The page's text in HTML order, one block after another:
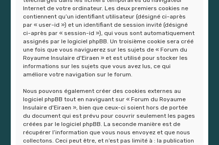
Internet de votre ordinateur. Les deux premiers cookies ne
contiennent qu’un identifiant utilisateur (désigné ci-après
par « user-id ») et un identifiant de session invité (désigné
ci-après par « session-id »), qui vous sont automatiquement
assignés par le logiciel phpBB. Un troisième cookie sera créé
une fois que vous naviguerez sur les sujets de « Forum du
Royaume Insulaire d'Eiraen » et est utilisé pour stocker les
informations sur les sujets que vous avez lus, ce qui
améliore votre navigation sur le forum.
Nous pouvons également créer des cookies externes au
logiciel phpBB tout en naviguant sur « Forum du Royaume
Insulaire d'Eiraen », bien que ceux-ci soient hors de portée
du document qui est prévu pour couvrir seulement les pages
créées par le logiciel phpBB. La seconde manière est de
récupérer l’information que vous nous envoyez et que nous
collectons. Ceci peut être, et n’est pas limité à : la publication